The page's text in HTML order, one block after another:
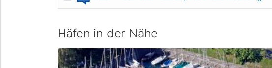
Häfen in der Nähe